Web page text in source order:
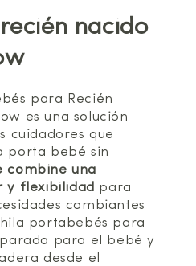
nacido
para Recién
es una solución
cuidadores que
porta bebé sin
combine una
y flexibilidad para
cambiantes
portabebés para
para el bebé y
desde el